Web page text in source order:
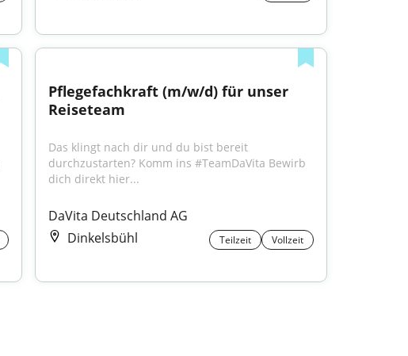
Pflegefachkraft (m/w/d) für unser
Reiseteam
Das klingt nach dir und du bist bereit
durchzustarten? Komm ins #TeamDaVita Bewirb
dich direkt hier...
DaVita Deutschland AG
Dinkelsbühl
Teilzeit Vollzeit